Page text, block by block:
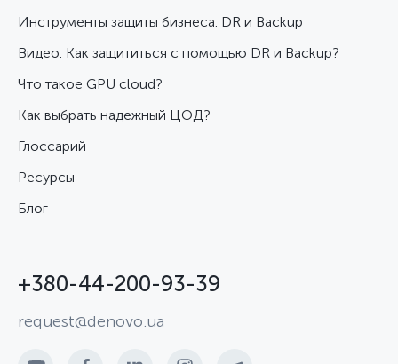
Инструменты защиты бизнеса: DR и Backup
Видео: Как защититься с помощью DR и Backup?
Что такое GPU cloud?
Как выбрать надежный ЦОД?
Глоссарий
Ресурсы
Блог
+380-44-200-93-39
request@denovo.ua